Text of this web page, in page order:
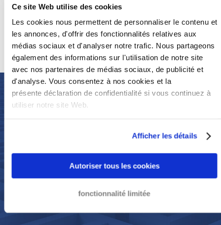
Ce site Web utilise des cookies
Les cookies nous permettent de personnaliser le contenu et
les annonces, d'offrir des fonctionnalités relatives aux
médias sociaux et d'analyser notre trafic. Nous partageons
également des informations sur l'utilisation de notre site
avec nos partenaires de médias sociaux, de publicité et
d'analyse. Vous consentez à nos cookies et la
présente déclaration de confidentialité si vous continuez à
utiliser notre site Web.
Afficher les détails
Autoriser tous les cookies
fonctionnalité limitée
Adresse email
+33 53 27 88 394
NOUS EN
SOMMES FIERS
8,9